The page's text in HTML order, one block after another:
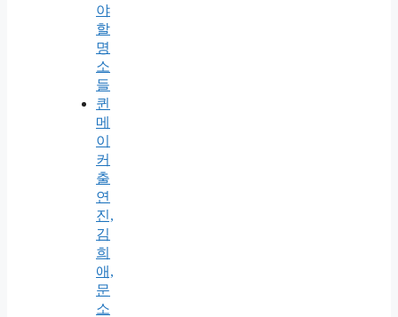
야
할
명
소
들
퀸
메
이
커
출
연
진,
김
희
애,
문
소